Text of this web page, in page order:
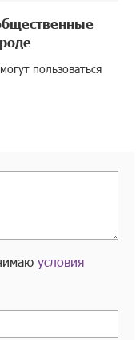
пользоваться
условия